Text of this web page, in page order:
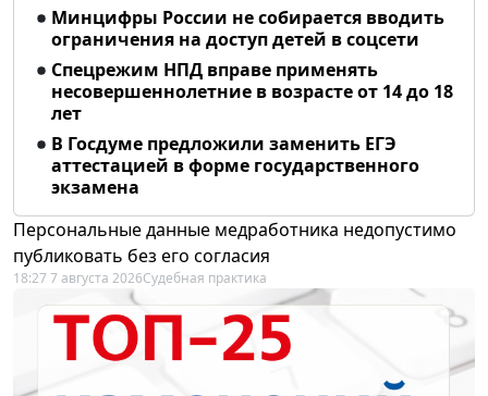
Минцифры России не собирается вводить
ограничения на доступ детей в соцсети
Спецрежим НПД вправе применять
несовершеннолетние в возрасте от 14 до 18
лет
В Госдуме предложили заменить ЕГЭ
аттестацией в форме государственного
экзамена
Персональные данные медработника недопустимо
публиковать без его согласия
18:27 7 августа 2026Судебная практика